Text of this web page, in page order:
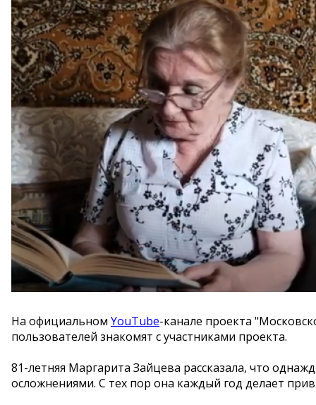
На официальном YouTube-канале проекта
пользователей знакомят с участниками проекта.
81-летняя Маргарита Зайцева рассказала, что
осложнениями. С тех пор она каждый год делает